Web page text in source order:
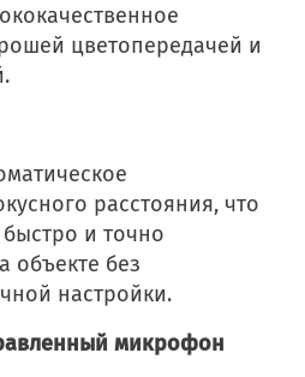
цветопередачей и
расстояния, что
и точно
объекте без
настройки.
микрофон